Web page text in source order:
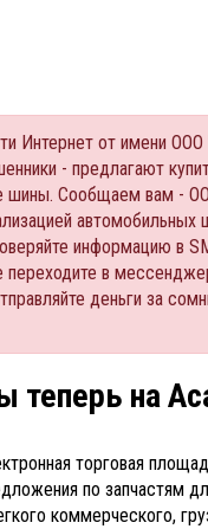
Интернет от имени
- предлагают
шины. Сообщаем вам -
автомобильных
информацию в
переходите в
деньги за
теперь на
торговая
по запчастям
коммерческого,